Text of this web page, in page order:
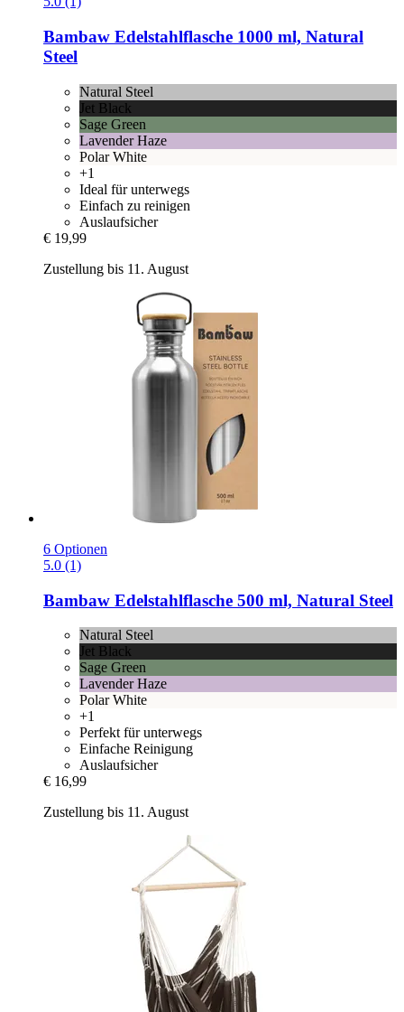
Bambaw Edelstahlflasche 1000 ml, Natural
Steel
Natural Steel
Jet Black
Sage Green
Lavender Haze
Polar White
+1
Ideal für unterwegs
Einfach zu reinigen
Auslaufsicher
€ 19,99
Zustellung bis 11. August
6 Optionen
5.0 (1)
Bambaw Edelstahlflasche 500 ml, Natural Steel
Natural Steel
Jet Black
Sage Green
Lavender Haze
Polar White
+1
Perfekt für unterwegs
Einfache Reinigung
Auslaufsicher
€ 16,99
Zustellung bis 11. August